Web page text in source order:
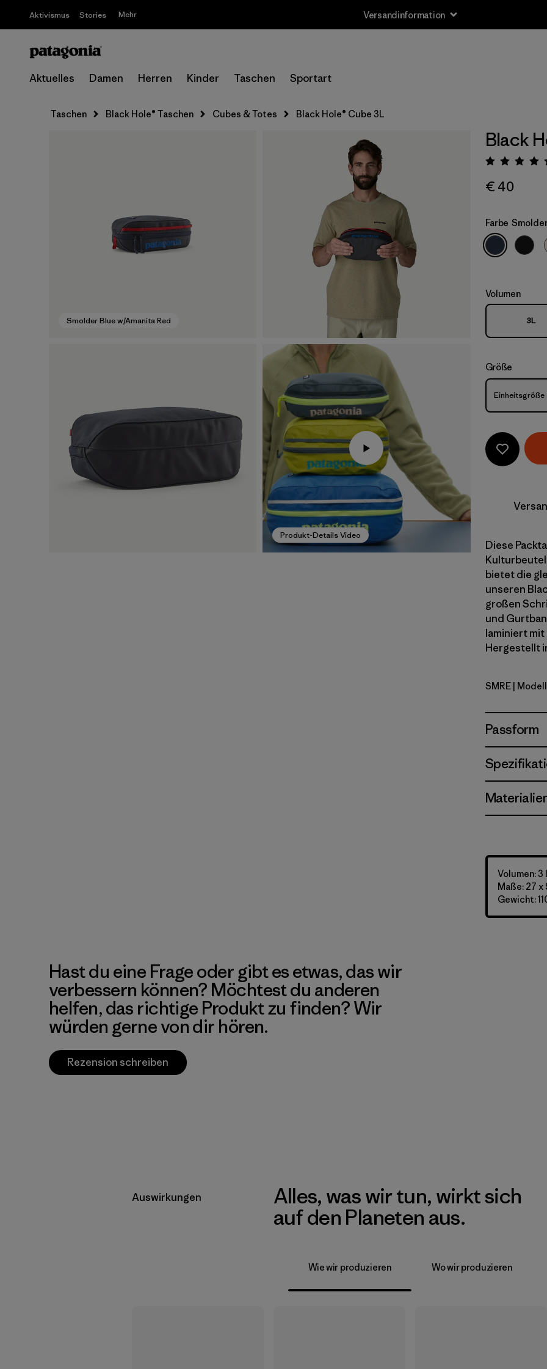
Aktivismus Stories Mehr Versandinformation
Aktuelles Damen Herren Kinder Taschen Sportart
Taschen Black Hole® Taschen Cubes & Totes Black Hole® Cube 3L
Smolder Blue w/Amanita Red
Produkt-Details Video
Black
€ 40
Farbe
Volumen
3L
Größe
Größe
Einheitsgröße
Diese
bietet die
unseren
großen
und
laminiert mit
Hergestellt
Smolder
SMRE |
Passform
Volumen: 3 l
Maße: 27 x
Gewicht:
Hast du eine Frage oder gibt es etwas, das wir
verbessern können? Möchtest du anderen
helfen, das richtige Produkt zu finden? Wir
würden gerne von dir hören.
Rezension schreiben
Auswirkungen
Alles, was wir tun, wirkt sich
auf den Planeten aus.
Wie wir produzieren Wo wir produzieren